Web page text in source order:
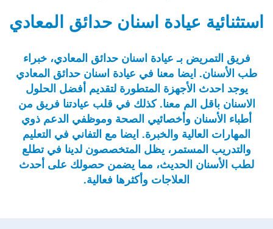
استثنائية عيادة اسنان حدائق المعادي
فريق التمريض بـ عيادة اسنان حدائق المعادي، خبراء
طب الأسنان. ايضا معنا في عيادة اسنان حدائق المعادي
يوجد احدث الأجهزة المتطورة لتقديم أفضل الحلول
الاسنان باقل الم معنا. كذلك في قلب عيادتنا فريق من
أطباء الأسنان وأخصائيي الصحة وموظفي الدعم ذوي
المهارات العالية والخبرة. ايضا مع التفاني في التعليم
والتدريب المستمر، يظل المتخصصون لدينا في تطلع
لطب الأسنان الحديث، مما يضمن حصولك على أحدث
العلاجات وأكثرها فعالية.